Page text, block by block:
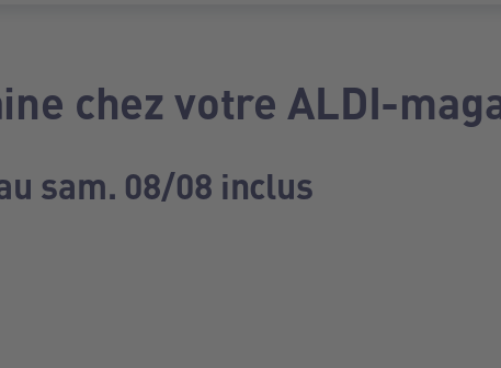
chez votre ALDI-
sam. 08/08 inclus